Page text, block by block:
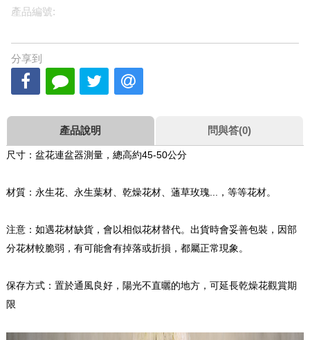
產品編號:
分享到
產品說明 問與答(0)
尺寸：盆花連盆器測量，總高約45-50公分
材質：永生花、永生葉材、乾燥花材、蓪草玫瑰...，等等花材。
注意：如遇花材缺貨，會以相似花材替代。出貨時會妥善包裝，因部
分花材較脆弱，有可能會有掉落或折損，都屬正常現象。
保存方式：置於通風良好，陽光不直曬的地方，可延長乾燥花觀賞期
限